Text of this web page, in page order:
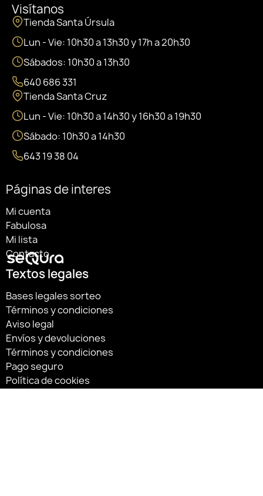
Visítanos
Tienda Santa Úrsula
Lun - Vie: 10h30 a 13h30 y 17h a 20h30
Sábados: 10h30 a 13h30
640 686 331
Tienda Santa Cruz
Lun - Vie: 10h30 a 14h30 y 16h30 a 19h30
Sábado: 10h30 a 14h30
643 19 38 04
Páginas de interes
Mi cuenta
Fabulosa
Mi lista
Contacto
Textos legales
Bases legales sorteo
Términos y condiciones
Aviso legal
Envíos y devoluciones
Términos y condiciones
Pago seguro
Política de cookies